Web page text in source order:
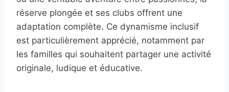
réserve plongée et ses clubs offrent une
adaptation complète. Ce dynamisme inclusif
est particulièrement apprécié, notamment par
les familles qui souhaitent partager une activité
originale, ludique et éducative.